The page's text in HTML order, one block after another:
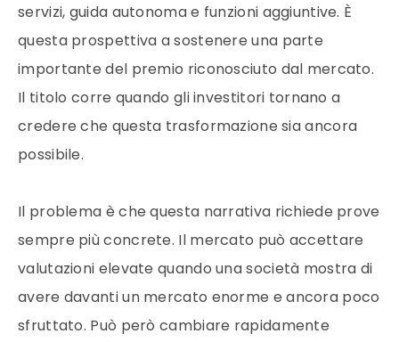
servizi, guida autonoma e funzioni aggiuntive. È
questa prospettiva a sostenere una parte
importante del premio riconosciuto dal mercato.
Il titolo corre quando gli investitori tornano a
credere che questa trasformazione sia ancora
possibile.
Il problema è che questa narrativa richiede prove
sempre più concrete. Il mercato può accettare
valutazioni elevate quando una società mostra di
avere davanti un mercato enorme e ancora poco
sfruttato. Può però cambiare rapidamente